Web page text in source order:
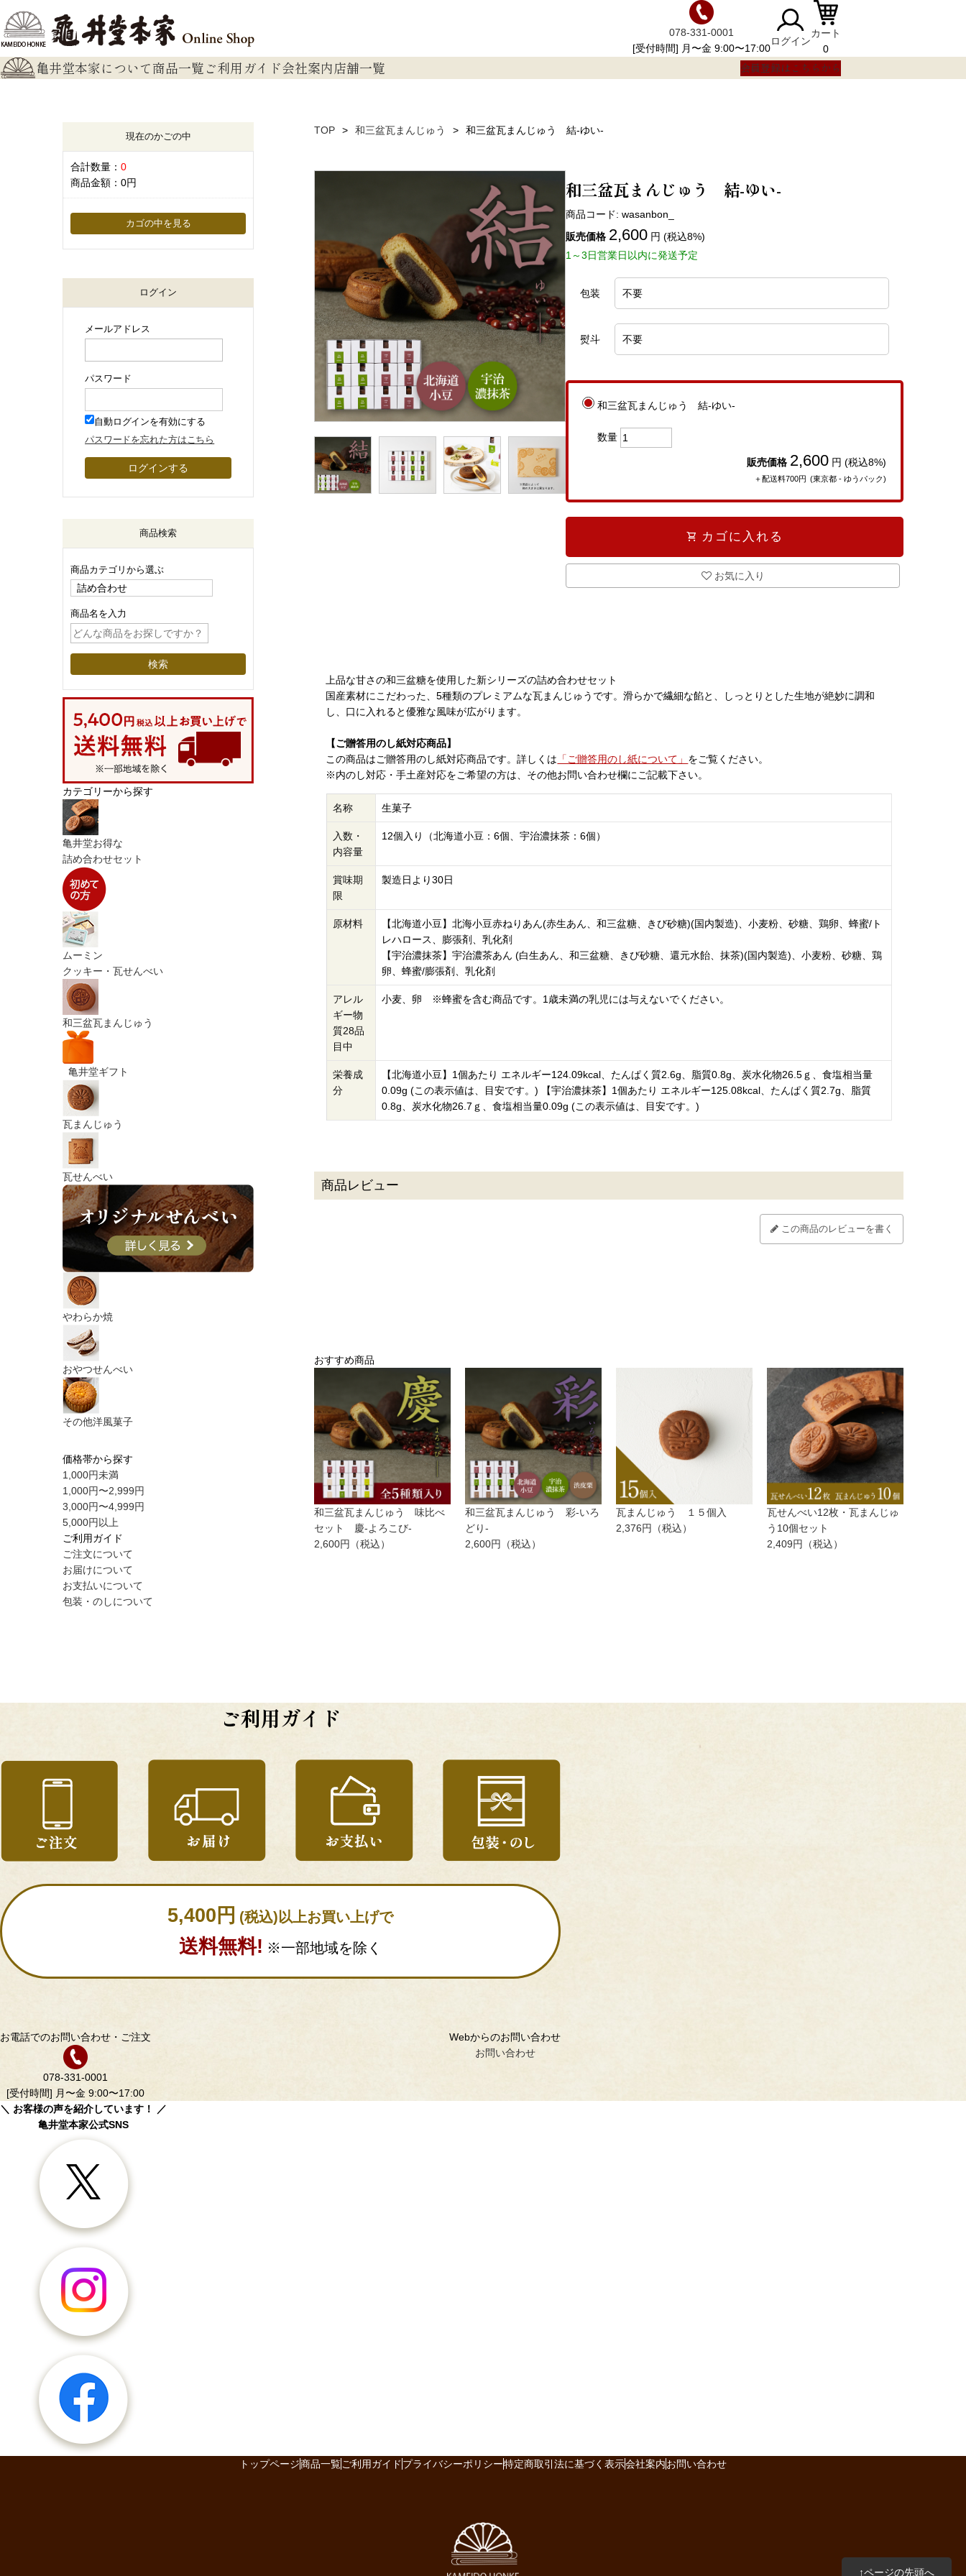
078-331-0001
[受付時間] 月〜金 9:00〜17:00
ログイン
カート
0
亀井堂本家について 商品一覧 ご利用ガイド会社案内 店舗一覧 会員登録はこちらから
現在のかごの中
合計数量： 0
商品金額： 0円
カゴの中を見る
ログイン
メールアドレス
パスワード
自動ログインを有効にする
パスワードを忘れた方はこちら
商品検索
商品カテゴリから選ぶ
商品名を入力
カテゴリーから探す
亀井堂お得な
詰め合わせセット
ムーミン
クッキー・瓦せんべい
和三盆瓦まんじゅう
亀井堂ギフト
瓦まんじゅう
瓦せんべい
やわらか焼
おやつせんべい
その他洋風菓子
価格帯から探す
1,000円未満
1,000円〜2,999円
3,000円〜4,999円
5,000円以上
ご利用ガイド
ご注文について
お届けについて
お支払いについて
包装・のしについて
TOP 和三盆瓦まんじゅう 和三盆瓦まんじゅう 結-ゆい-
和三盆瓦まんじゅう 結-ゆい-
商品コード: wasanbon_
販売価格 2,600 円 (税込8%)
1～3日営業日以内に発送予定
包装
熨斗
和三盆瓦まんじゅう 結-ゆい-
数量
販売価格 2,600 円 (税込8%)
＋配送料700円 (東京都 - ゆうパック)
shopping_cart カゴに入れる
お気に入り
上品な甘さの和三盆糖を使用した新シリーズの詰め合わせセット
国産素材にこだわった、5種類のプレミアムな瓦まんじゅうです。滑らかで繊細な餡と、しっとりとした生地が絶妙に調和
し、口に入れると優雅な風味が広がります。
【ご贈答用のし紙対応商品】
この商品はご贈答用のし紙対応商品です。詳しくは 「ご贈答用のし紙について」 をご覧ください。
※内のし対応・手土産対応をご希望の方は、その他お問い合わせ欄にご記載下さい。
名称 生菓子
入数・
内容量
12個入り（北海道小豆：6個、宇治濃抹茶：6個）
賞味期
限
製造日より30日
原材料
【北海道小豆】北海小豆赤ねりあん(赤生あん、和三盆糖、きび砂糖)(国内製造)、小麦粉、砂糖、鶏卵、蜂蜜/ト
レハロース、膨張剤、乳化剤
【宇治濃抹茶】宇治濃茶あん (白生あん、和三盆糖、きび砂糖、還元水飴、抹茶)(国内製造)、小麦粉、砂糖、鶏
卵、蜂蜜/膨張剤、乳化剤
アレル
ギー物
質28品
目中
小麦、卵 ※蜂蜜を含む商品です。1歳未満の乳児には与えないでください。
栄養成
分
【北海道小豆】1個あたり エネルギー124.09kcal、たんぱく質2.6g、脂質0.8g、炭水化物26.5ｇ、食塩相当量
0.09g (この表示値は、目安です。) 【宇治濃抹茶】1個あたり エネルギー125.08kcal、たんぱく質2.7g、脂質
0.8g、炭水化物26.7ｇ、食塩相当量0.09g (この表示値は、目安です。)
商品レビュー
この商品のレビューを書く
↑ページの先頭へ
おすすめ商品
和三盆瓦まんじゅう 味比べ
セット 慶-よろこび-
2,600円（税込）
和三盆瓦まんじゅう 彩-いろ
どり-
2,600円（税込）
瓦まんじゅう １５個入
2,376円（税込）
瓦せんべい12枚・瓦まんじゅ
う10個セット
2,409円（税込）
ご利用ガイド
5,400円 (税込)以上お買い上げで
送料無料! ※一部地域を除く
お電話でのお問い合わせ・ご注文
078-331-0001
[受付時間] 月〜金 9:00〜17:00
Webからのお問い合わせ
お問い合わせ
＼ お客様の声を紹介しています！ ／
亀井堂本家公式SNS
トップページ商品一覧ご利用ガイド プライバシーポリシー特定商取引法に基づく表示会社案内お問い合わせ